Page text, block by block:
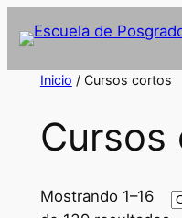
Inicio / Cursos cortos
Cursos
Mostrando 1–16